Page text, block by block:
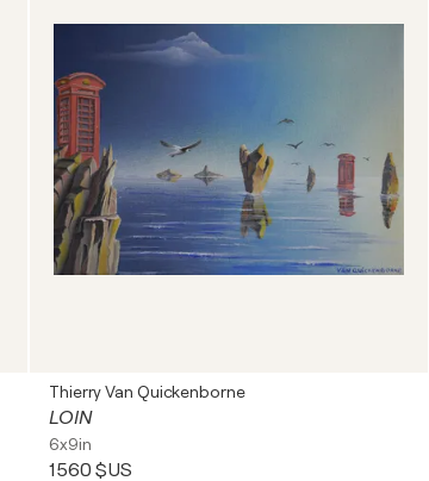
Thierry Van Quickenborne
LOIN
6x9in
1 560 $US